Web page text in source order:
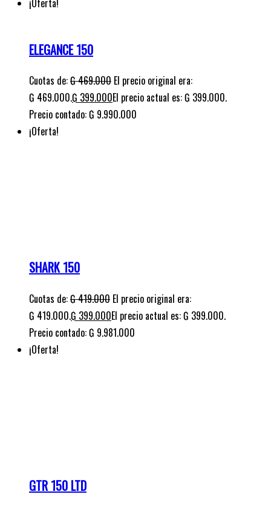
Precio contado: ₲ 9.990.000
SHARK 150
Cuotas de:₲419.000 El precio original era:
₲ 419.000.₲399.000El precio actual es: ₲ 399.000.
Precio contado: ₲ 9.981.000
Cuotas de:₲459.000El precio original era:
₲ 459.000.₲419.000El precio actual es: ₲ 419.000.
Precio contado: ₲ 9.556.000